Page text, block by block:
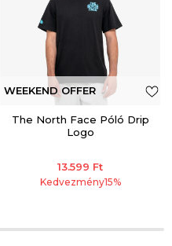
WEEKEND OFFER
The North Face Póló Drip
Logo
13.599 Ft
Kedvezmény15%